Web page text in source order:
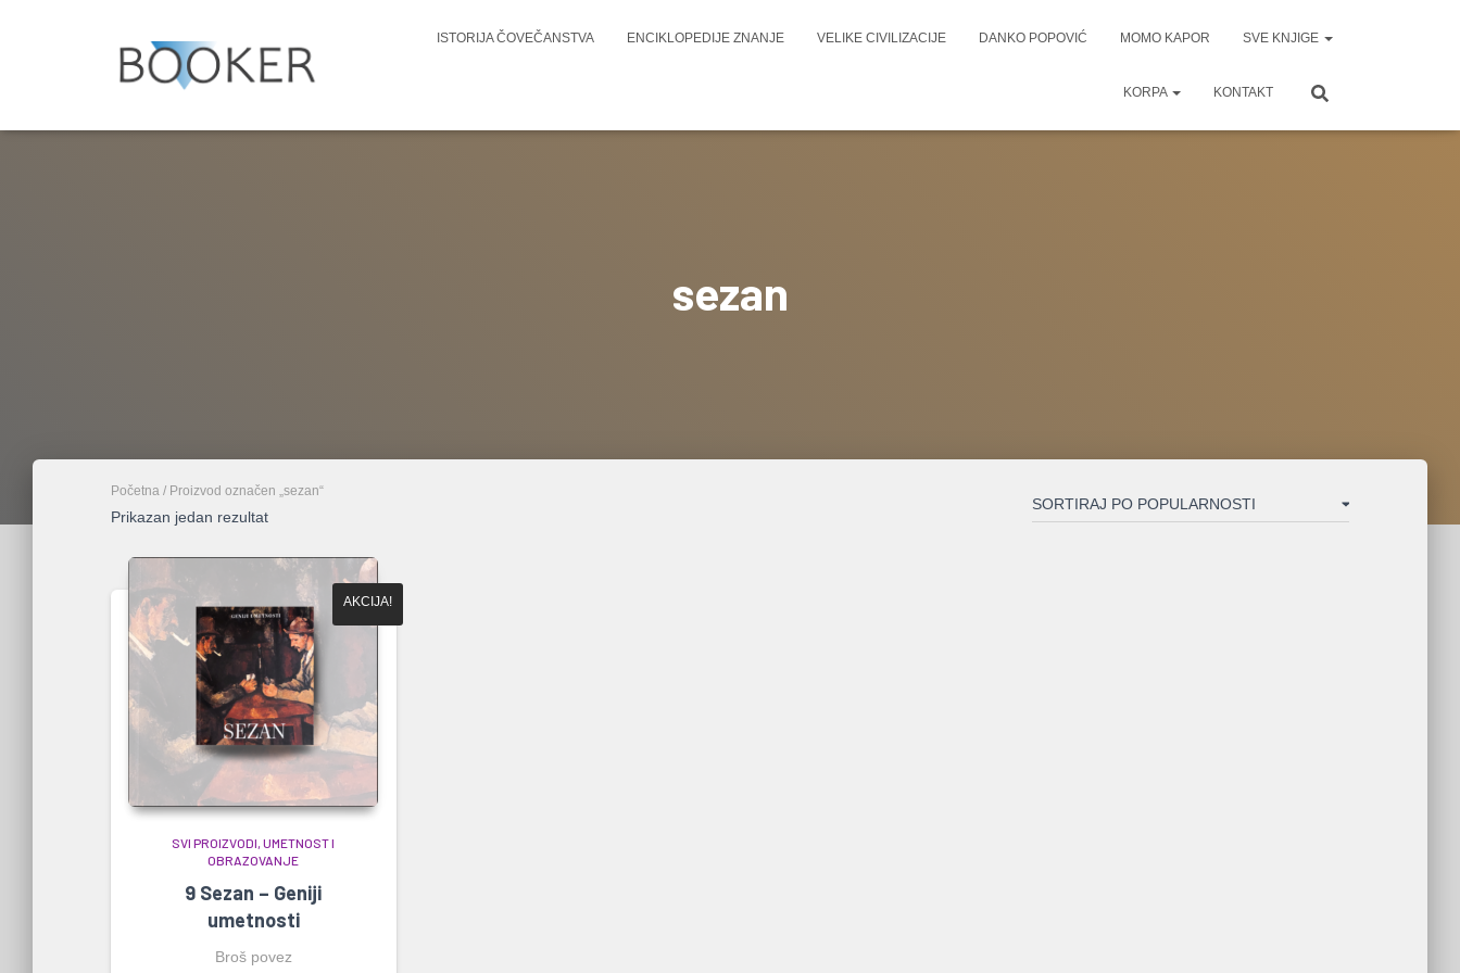
ISTORIJA ČOVEČANSTVA ENCIKLOPEDIJE ZNANJE VELIKE CIVILIZACIJE DANKO POPOVIĆ MOMO KAPOR SVE KNJIGE
KORPA KONTAKT
sezan
Početna / Proizvod označen „sezan“
Prikazan jedan rezultat
AKCIJA!
SVI PROIZVODI UMETNOST I
OBRAZOVANJE
9 Sezan – Geniji
umetnosti
Broš povez